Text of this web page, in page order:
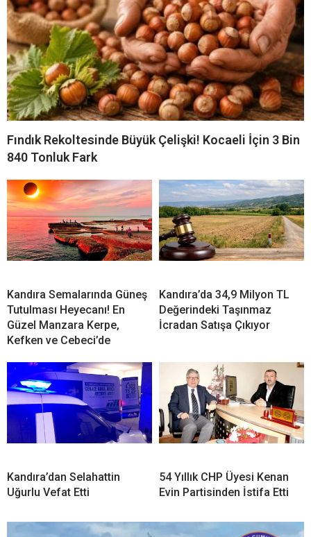
Fındık Rekoltesinde Büyük Çelişki! Kocaeli İçin 3 Bin
840 Tonluk Fark
Kandıra Semalarında Güneş
Tutulması Heyecanı! En
Güzel Manzara Kerpe,
Kefken ve Cebeci’de
Kandıra’da 34,9 Milyon TL
Değerindeki Taşınmaz
İcradan Satışa Çıkıyor
Kandıra’dan Selahattin
Uğurlu Vefat Etti
54 Yıllık CHP Üyesi Kenan
Evin Partisinden İstifa Etti